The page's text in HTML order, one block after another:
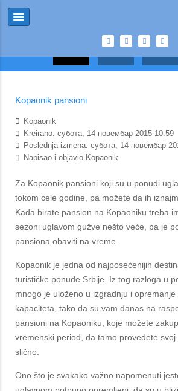
Kopaonik pansioni
Kopaonik
Kreirano: субота, 14 новембар 2015 10:59
Poslednja izmena: субота, 14 новембар
Napisao i objavio Kopaonik
Za Kopaonik pansioni koji su u ponudi
tokom cele godine, pa možete da ih
Kada birate pansion na Kopaoniku treba
sezoni uglavom gužve nešto veće, pa je
pansiona obaviti na vreme.
Kopaonik je jedna od najposećenijih
turističke ponude Srbije. Iz tog razloga u
mnogo je uloženo u izgradnju i opremanje
kapaciteta, tako da su vam danas na
pansioni na Kopaoniku, koje možete
vremenski period, da tamo provedete
slično.
Ono što je svakako važno napomenuti